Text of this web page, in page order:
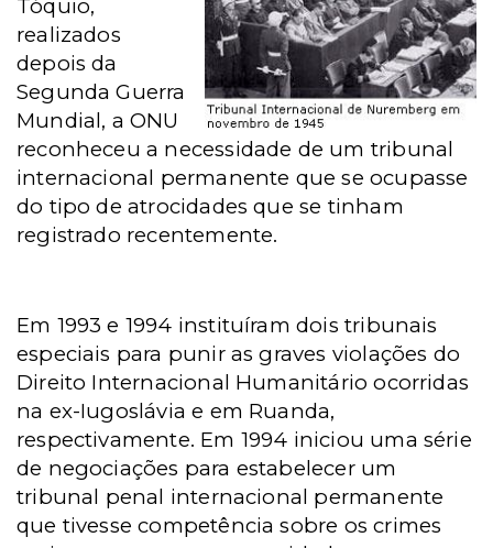
Tóquio,
realizados
depois da
Segunda Guerra
Mundial, a ONU
reconheceu a necessidade de um tribunal
internacional permanente que se ocupasse
do tipo de atrocidades que se tinham
registrado recentemente.
Em 1993 e 1994 instituíram dois tribunais
especiais para punir as graves violações do
Direito Internacional Humanitário ocorridas
na ex-Iugoslávia e em Ruanda,
respectivamente. Em 1994 iniciou uma série
de negociações para estabelecer um
tribunal penal internacional permanente
que tivesse competência sobre os crimes